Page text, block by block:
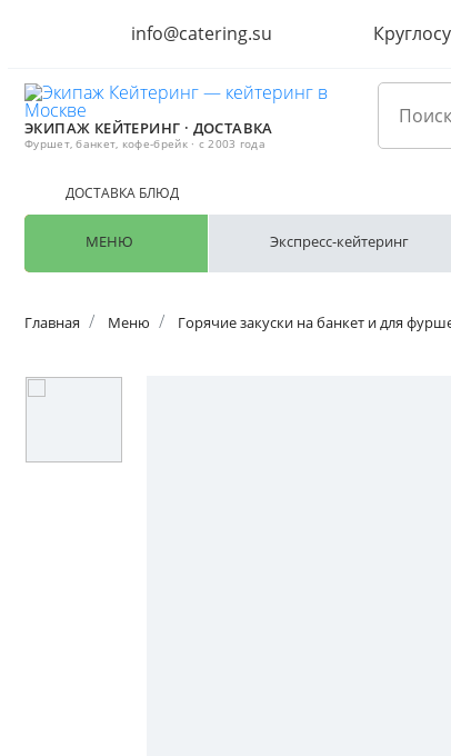
info@catering.su
ЭКИПАЖ КЕЙТЕРИНГ · ДОСТАВКА
Фуршет, банкет, кофе-брейк · с 2003 года
ДОСТАВКА БЛЮД
МЕНЮ Экспресс-кейтеринг
Главная Меню Горячие закуски на банкет и для